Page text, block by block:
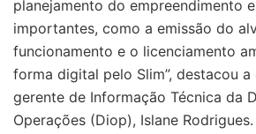
planejamento do empreendimento
importantes, como a emissão do
funcionamento e o licenciamento
forma digital pelo Slim”, destacou a
gerente de Informação Técnica da
Operações (Diop), Islane Rodrigues.